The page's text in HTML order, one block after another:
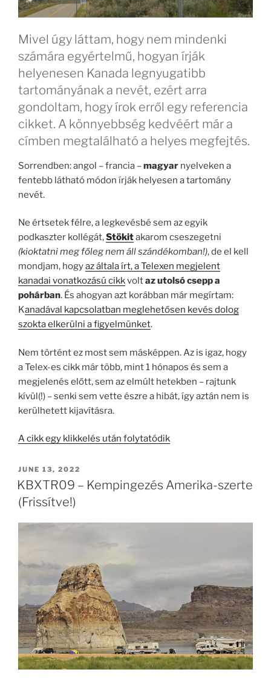
Mivel úgy láttam, hogy nem mindenki
számára egyértelmű, hogyan írják
helyenesen Kanada legnyugatibb
tartományának a nevét, ezért arra
gondoltam, hogy írok erről egy referencia
cikket. A könnyebbség kedvéért már a
címben megtalálható a helyes megfejtés.
Sorrendben: angol – francia –magyar nyelveken a
fentebb látható módon írják helyesen a tartomány
nevét.
Ne értsetek félre, a legkevésbé sem az egyik
podkaszter kollégát,Stökitakarom cseszegetni
(kioktatni meg főleg nem áll szándékomban!), de el kell
mondjam, hogyaz általa írt, a Telexen megjelent
kanadai vonatkozású cikkvoltaz utolsó csepp a
pohárban. És ahogyan azt korábban már megírtam:
Kanadával kapcsolatban meglehetősen kevés dolog
szokta elkerülni a figyelmünket.
Nem történt ez most sem másképpen. Az is igaz, hogy
a Telex-es cikk már több, mint 1 hónapos és sem a
megjelenés előtt, sem az elmúlt hetekben – rajtunk
kívül(!) – senki sem vette észre a hibát, így aztán nem is
kerülhetett kijavításra.
A cikk egy klikkelés után folytatódik
POSTED
ON
JUNE 13, 2022
KBXTR09 – Kempingezés Amerika-szerte
(Frissítve!)